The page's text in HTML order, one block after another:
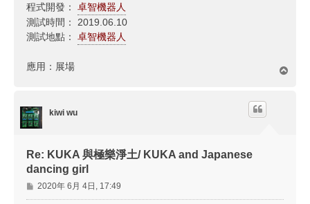
程式開發： 卓智機器人
測試時間： 2019.06.10
測試地點： 卓智機器人
應用：展場
kiwi wu
Re: KUKA 與極樂淨土/ KUKA and Japanese
dancing girl
文
章
2020年 6月 4日, 17:49